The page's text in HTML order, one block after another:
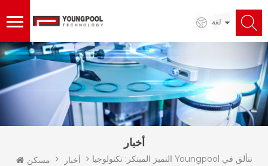
لغة
أخبار
مسكن أخبار
التميز المبتكر: تكنولوجيا Youngpool تتألق في